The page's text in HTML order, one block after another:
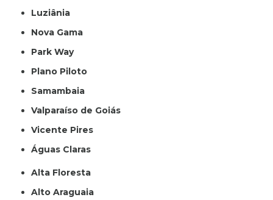
Luziânia
Nova Gama
Park Way
Plano Piloto
Samambaia
Valparaíso de Goiás
Vicente Pires
Águas Claras
Alta Floresta
Alto Araguaia